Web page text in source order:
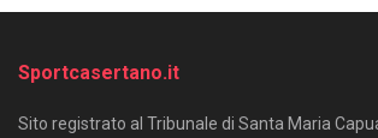
Sportcasertano.it
Sito registrato al Tribunale di Santa Maria